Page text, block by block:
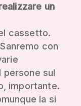
un
cassetto.
con
persone sul
importante.
la si